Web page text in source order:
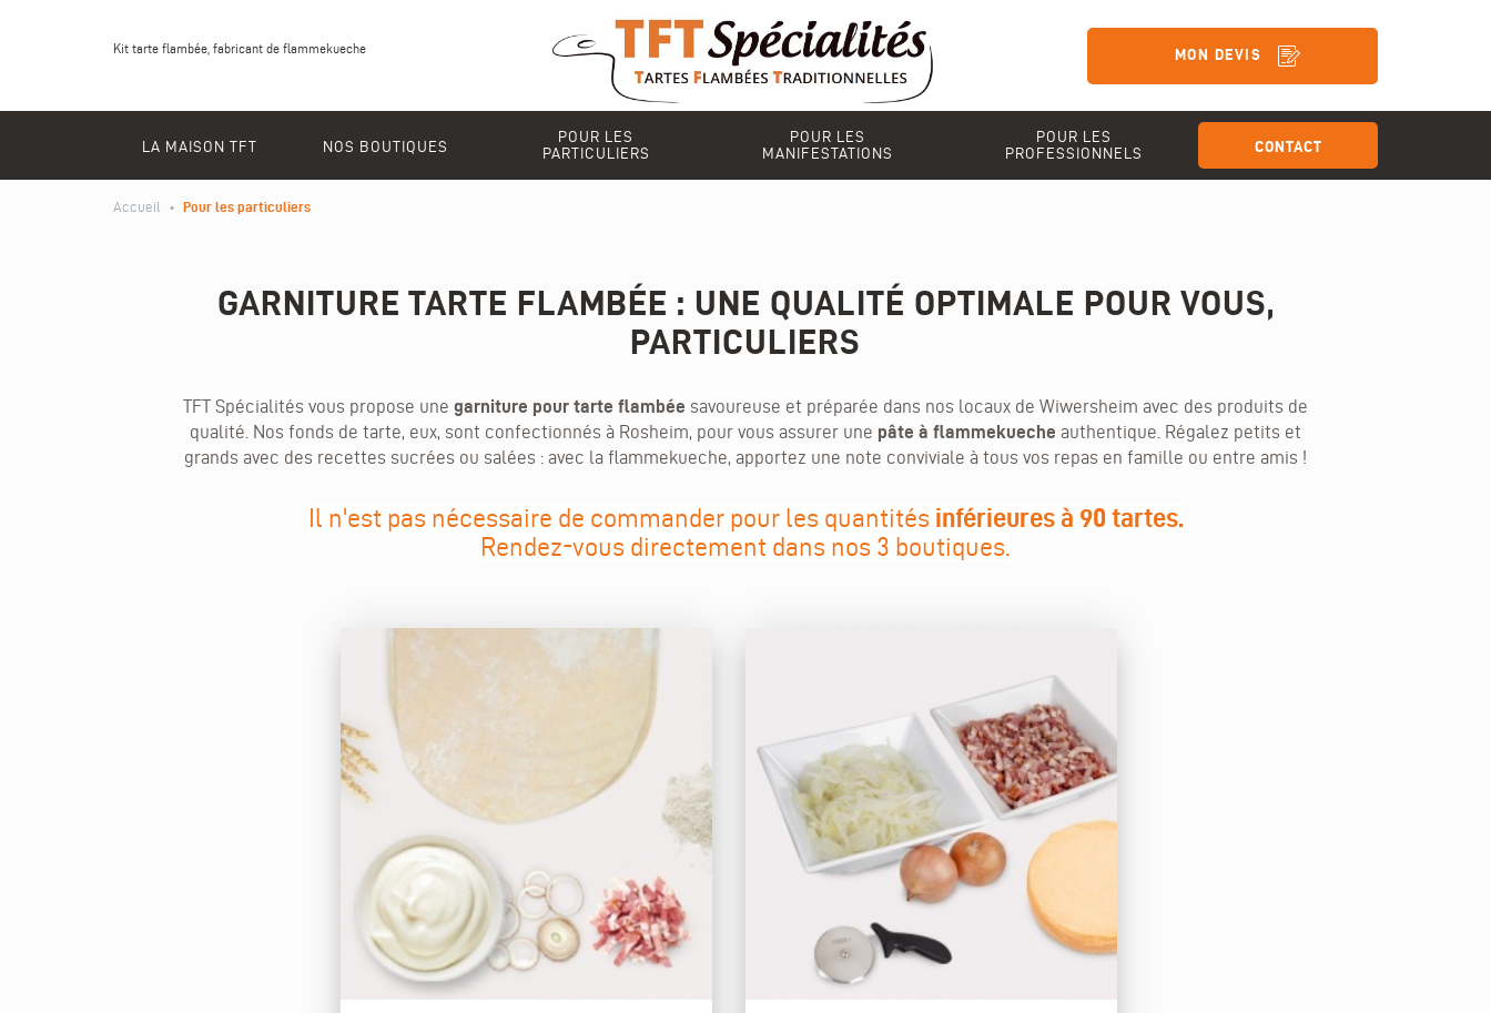
Kit tarte flambée, fabricant de flammekueche MON DEVIS
LA MAISON TFT NOS BOUTIQUES
POUR LES
PARTICULIERS
POUR LES
MANIFESTATIONS
POUR LES
PROFESSIONNELS
CONTACT
Accueil • Pour les particuliers
GARNITURE TARTE FLAMBÉE : UNE QUALITÉ OPTIMALE POUR VOUS,
PARTICULIERS
TFT Spécialités vous propose une garniture pour tarte flambée savoureuse et préparée dans nos locaux de Wiwersheim avec des produits de
qualité. Nos fonds de tarte, eux, sont confectionnés à Rosheim, pour vous assurer une pâte à flammekueche authentique . Régalez petits et
grands avec des recettes sucrées ou salées : avec la flammekueche, apportez une note conviviale à tous vos repas en famille ou entre amis !
Il n'est pas nécessaire de commander pour les quantités inférieures à 90 tartes.
Rendez-vous directement dans nos 3 boutiques.